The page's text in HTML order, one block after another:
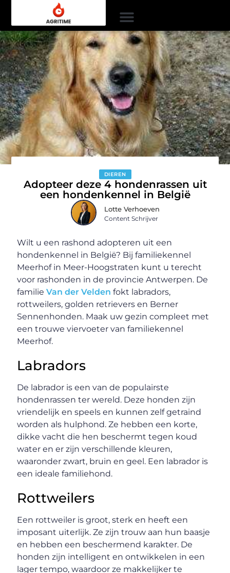
DIEREN
Adopteer deze 4 hondenrassen uit
een hondenkennel in België
Lotte Verhoeven
Content Schrijver
Wilt u een rashond adopteren uit een
hondenkennel in België? Bij familiekennel
Meerhof in Meer-Hoogstraten kunt u terecht
voor rashonden in de provincie Antwerpen. De
familieVan der Velden fokt labradors,
rottweilers, golden retrievers en Berner
Sennenhonden. Maak uw gezin compleet met
een trouwe viervoeter van familiekennel
Meerhof.
Labradors
De labrador is een van de populairste
hondenrassen ter wereld. Deze honden zijn
vriendelijk en speels en kunnen zelf getraind
worden als hulphond. Ze hebben een korte,
dikke vacht die hen beschermt tegen koud
water en er zijn verschillende kleuren,
waaronder zwart, bruin en geel. Een labrador is
een ideale familiehond.
Rottweilers
Een rottweiler is groot, sterk en heeft een
imposant uiterlijk. Ze zijn trouw aan hun baasje
en hebben een beschermend karakter. De
honden zijn intelligent en ontwikkelen in een
lager tempo, waardoor ze makkelijker te